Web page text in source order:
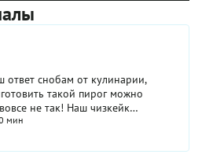
ответ снобам от кулинарии,
такой пирог можно
не так! Наш чизкейк
не менее вкусным, чем его
что для приготовления
сухой творог правильной
мин